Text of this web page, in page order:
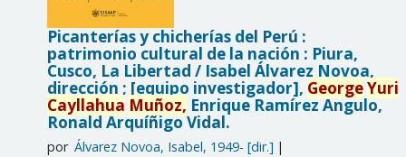
Picanterías y chicherías del Perú :
patrimonio cultural de la nación : Piura,
Cusco, La Libertad / Isabel Álvarez Novoa,
dirección ; [equipo investigador], GeorgeYuri
Cayllahua Muñoz, Enrique Ramírez Angulo,
Ronald Arquíñigo Vidal.
por Álvarez Novoa, Isabel, 1949- [dir.]